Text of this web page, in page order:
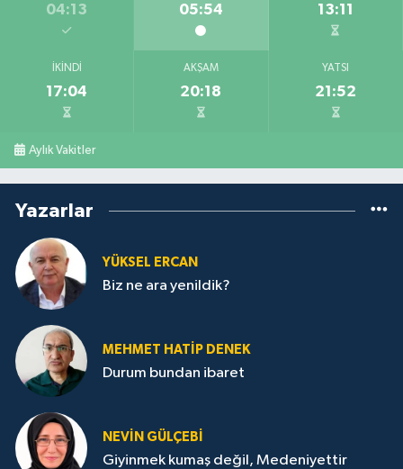
04:13 05:54 13:11
İKINDI
17:04
AKŞAM
20:18
YATSI
21:52
Aylık Vakitler
Yazarlar
YÜKSEL ERCAN
Biz ne ara yenildik?
MEHMET HATİP DENEK
Durum bundan ibaret
NEVİN GÜLÇEBİ
Giyinmek kumaş değil, Medeniyettir